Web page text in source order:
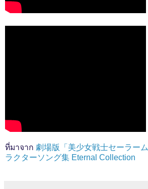
ที่มาจาก 劇場版「美少女戦士セーラー
ラクターソング集 Eternal Collection